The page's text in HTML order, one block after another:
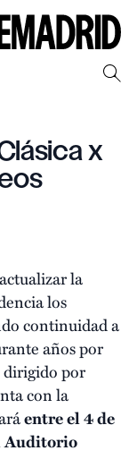
x
la
los
continuidad a
años por
dirigido por
con la
entre el 4 de
Auditorio